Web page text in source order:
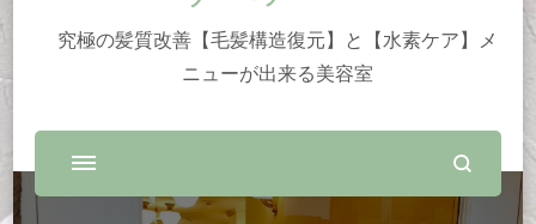
究極の髪質改善【毛髪構造復元】と【水素ケア】メ
ニューが出来る美容室